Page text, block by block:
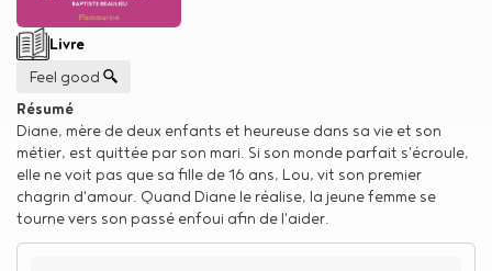
Type de support matériel
Livre
Genre
Feel good
Résumé
Diane, mère de deux enfants et heureuse dans sa vie et son
métier, est quittée par son mari. Si son monde parfait s'écroule,
elle ne voit pas que sa fille de 16 ans, Lou, vit son premier
chagrin d'amour. Quand Diane le réalise, la jeune femme se
tourne vers son passé enfoui afin de l'aider.